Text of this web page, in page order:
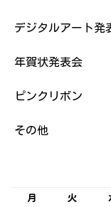
デジタルアート発
年賀状発表会
ピンクリボン
その他
月 火